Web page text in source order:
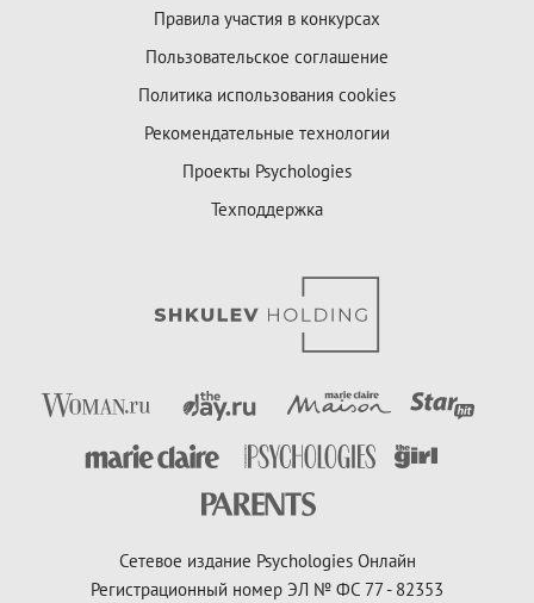
Правила участия в конкурсах
Пользовательское соглашение
Политика использования cookies
Рекомендательные технологии
Проекты Psychologies
Техподдержка
Сетевое издание Psychologies Онлайн
Регистрационный номер ЭЛ № ФС 77 - 82353